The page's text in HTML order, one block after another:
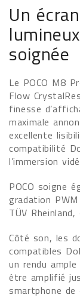
Un
soignée
Le POCO M8
Flow
finesse
maximale
excellente
compatibilité
l’immersion
POCO soigne
gradation
TÜV
Côté son, les
compatibles
un rendu
être amplifié
smartphone